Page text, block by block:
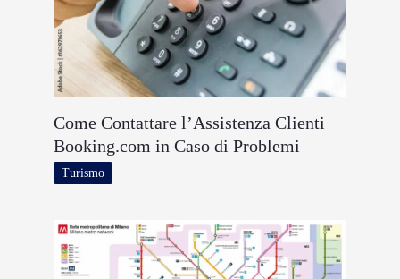
Come Contattare l’Assistenza Clienti
Booking.com in Caso di Problemi
Turismo